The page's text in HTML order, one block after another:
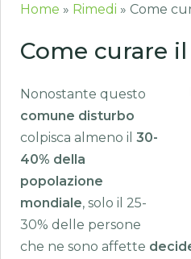
Home » Rimedi » Come
Come curare
Nonostante questo
comune disturbo
colpisca almeno il 30-
40% della
popolazione
mondiale, solo il 25-
30% delle persone
che ne sono affette